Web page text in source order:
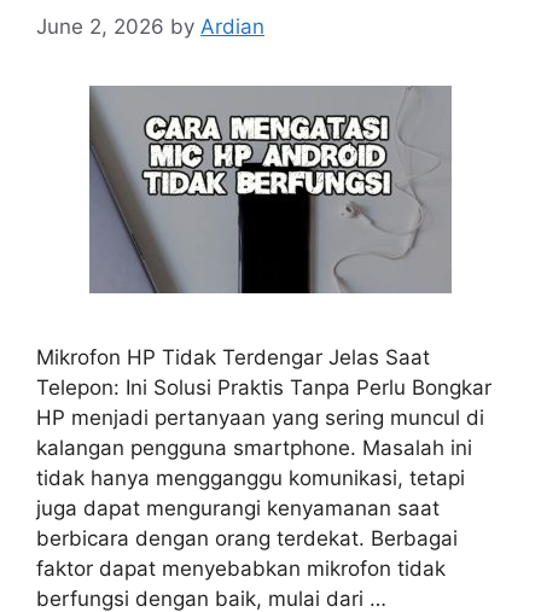
June 2, 2026 by Ardian
Mikrofon HP Tidak Terdengar Jelas Saat
Telepon: Ini Solusi Praktis Tanpa Perlu Bongkar
HP menjadi pertanyaan yang sering muncul di
kalangan pengguna smartphone. Masalah ini
tidak hanya mengganggu komunikasi, tetapi
juga dapat mengurangi kenyamanan saat
berbicara dengan orang terdekat. Berbagai
faktor dapat menyebabkan mikrofon tidak
berfungsi dengan baik, mulai dari …